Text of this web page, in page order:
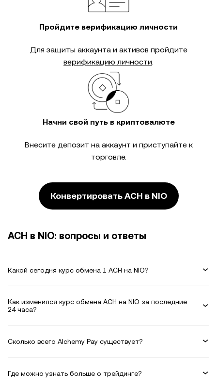
Пройдите верификацию личности
Для защиты аккаунта и активов пройдите
верификацию личности.
Начни свой путь в криптовалюте
Внесите депозит на аккаунт и приступайте к
торговле.
Конвертировать ACH в NIO
ACH в NIO: вопросы и ответы
Какой сегодня курс обмена 1 ACH на NIO?
Как изменился курс обмена ACH на NIO за последние
24 часа?
Сколько всего Alchemy Pay существует?
Где можно узнать больше о трейдинге?